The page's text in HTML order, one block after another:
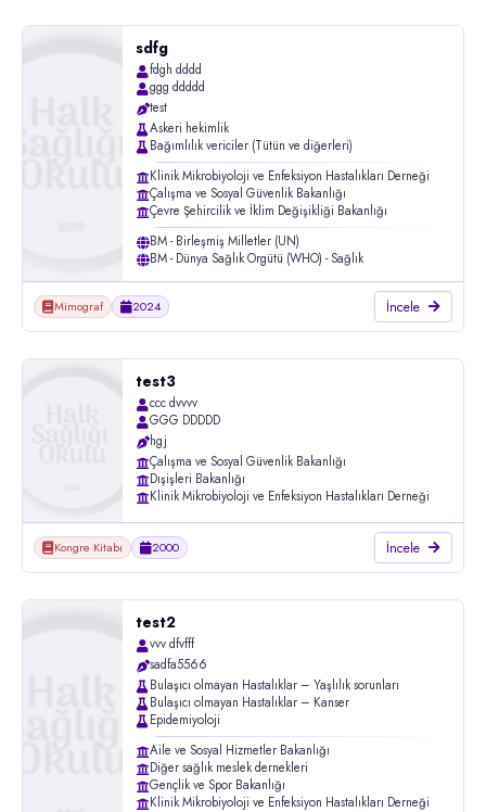
Ulusal Sağlık Sistemleri
Türk Toraks Derneği
Türkiye Acil Tıp Derneği
Türkiye Aile Hekimleri Uzmanlık Derneği
Türkiye Diyetisyenler Derneği
Türkiye Enfeksiyon Hastalıkları ve Klinik Mikrobiyoloji Uzmanları
Türkiye Milli Pediatri Derneği
Türkiye Psikiyatri Derneği
Türkiye Romatoloji Derneği
Üniversite /Enstitü
DSÖ- IARC (Kanser)
sdfg
fdgh dddd
ggg ddddd
test
Askeri hekimlik
Bağımlılık vericiler (Tütün ve diğerleri)
Klinik Mikrobiyoloji ve Enfeksiyon Hastalıkları Derneği
Çalışma ve Sosyal Güvenlik Bakanlığı
Çevre Şehircilik ve İklim Değişikliği Bakanlığı
BM - Birleşmiş Milletler (UN)
BM - Dünya Sağlık Örgütü (WHO) - Sağlık
Mimograf 2024 İncele
test3
ccc dvvvv
GGG DDDDD
hgj
Çalışma ve Sosyal Güvenlik Bakanlığı
Dışişleri Bakanlığı
Klinik Mikrobiyoloji ve Enfeksiyon Hastalıkları Derneği
Kongre Kitabı 2000 İncele
test2
vvv dfvfff
sadfa5566
Bulaşıcı olmayan Hastalıklar – Yaşlılık sorunları
Bulaşıcı olmayan Hastalıklar – Kanser
Epidemiyoloji
Aile ve Sosyal Hizmetler Bakanlığı
Diğer sağlık meslek dernekleri
Gençlik ve Spor Bakanlığı
Klinik Mikrobiyoloji ve Enfeksiyon Hastalıkları Derneği